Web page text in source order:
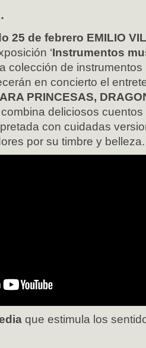
25 de febrero EMILIO
‘Instrumentos
colección de
en concierto el
PRINCESAS,
combina deliciosos
con cuidadas
por su timbre y belleza.
que estimula los